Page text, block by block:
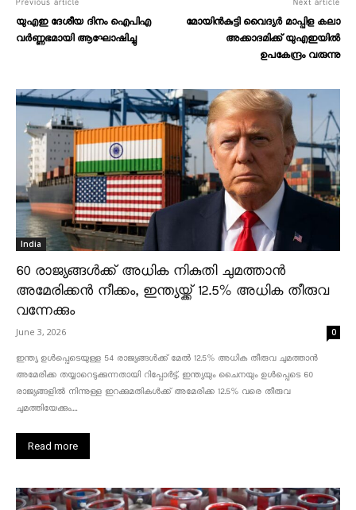
Previous article
യുഎഇ ദേശീയ ദിനം ഐപിഎ
വർണ്ണഭമായി ആഘോഷിച്ചു
Next article
മോയിൻകുട്ടി വൈദ്യർ മാപ്പിള കലാ
അക്കാദമിക്ക് യുഎഇയിൽ
ഉപകേന്ദ്രം വരുന്നു
India
60 രാജ്യങ്ങൾക്ക് അധിക നികുതി ചുമത്താൻ
അമേരിക്കൻ നീക്കം, ഇന്ത്യയ്ക്ക് 12.5% അധിക തീരുവ
വന്നേക്കും
June 3, 2026 0
ഇന്ത്യ ഉൾപ്പെടെയുള്ള 54 രാജ്യങ്ങൾക്ക് മേൽ 12.5% അധിക തീരുവ ചുമത്താൻ
അമേരിക്ക തയ്യാറെടുക്കുന്നതായി റിപ്പോർട്ട്. ഇന്ത്യയും ചൈനയും ഉൾപ്പെടെ 60
രാജ്യങ്ങളിൽ നിന്നുള്ള ഇറക്കുമതികൾക്ക് അമേരിക്ക 12.5% ​​വരെ തീരുവ
ചുമത്തിയേക്കും....
Read more